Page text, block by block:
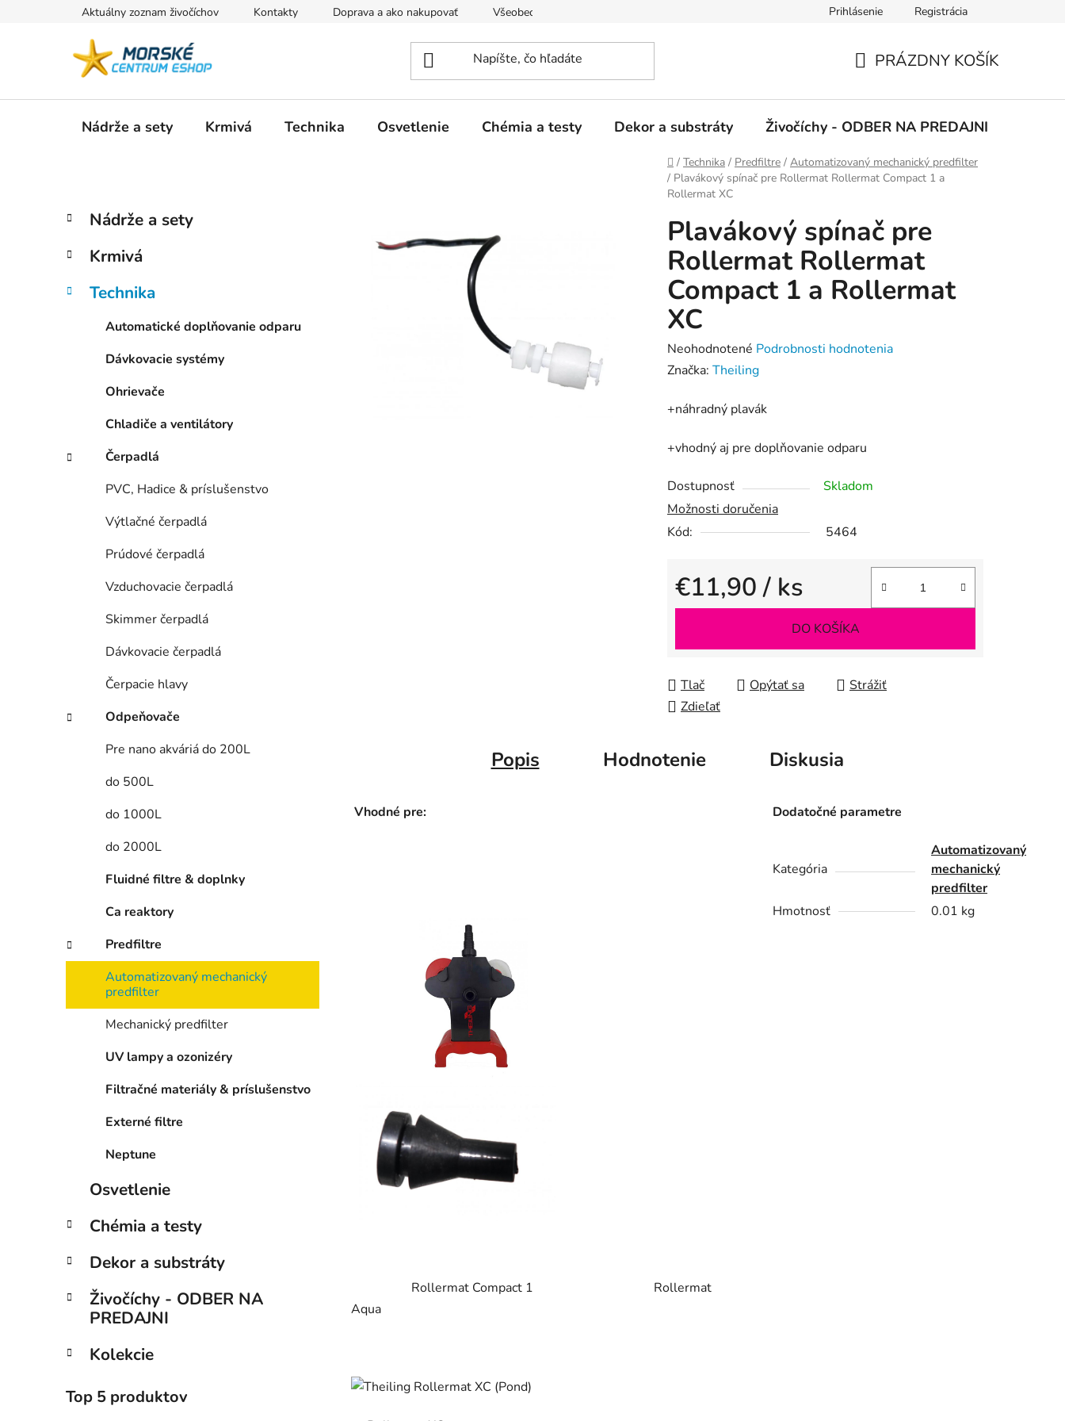
Aktuálny zoznam živočíchov Kontakty Doprava a ako nakupovať Všeobecné obchodné podmienky a dodacie podmienky Ochrana osobných údajov
Prihlásenie Registrácia
KOŠÍK
PRÁZDNY KOŠÍK
Nádrže a sety Krmivá Technika Osvetlenie Chémia a testy Dekor a substráty Živočíchy - ODBER NA PREDAJNI
Domov
/ Technika / Predfiltre / Automatizovaný mechanický predfilter
/ Plavákový spínač pre Rollermat Rollermat Compact 1 a
Rollermat XC
B
č
ý
Preskočiť
kategórie
K
a
e
ó
Nádrže a sety
Krmivá
Technika
Automatické doplňovanie odparu
Dávkovacie systémy
Ohrievače
Chladiče a ventilátory
Čerpadlá
PVC, Hadice & príslušenstvo
Výtlačné čerpadlá
Prúdové čerpadlá
Vzduchovacie čerpadlá
Skimmer čerpadlá
Dávkovacie čerpadlá
Čerpacie hlavy
Odpeňovače
Pre nano akváriá do 200L
do 500L
do 1000L
do 2000L
Fluidné filtre & doplnky
Ca reaktory
Predfiltre
Automatizovaný mechanický
predfilter
Mechanický predfilter
UV lampy a ozonizéry
Filtračné materiály & príslušenstvo
Externé filtre
Neptune
Osvetlenie
Chémia a testy
Dekor a substráty
Živočíchy - ODBER NA
PREDAJNI
Kolekcie
Top 5 produktov
Plavákový spínač pre
Rollermat Rollermat
Compact 1 a Rollermat
XC
Priemerné
hodnotenie
je
z
5
hviezdičiek.
Neohodnotené Podrobnosti hodnotenia
Značka: Theiling
+náhradný plavák
+vhodný aj pre doplňovanie odparu
Dostupnosť
Skladom
Možnosti doručenia
Kód:
5464
€11,90/ ks
Jednotková cena:
DO KOŠÍKA
Tlač Opýtať sa
Strážiť
Zdieľať
Popis Hodnotenie Diskusia
Vhodné pre:
Rollermat Compact 1 Rollermat
Aqua
Dodatočné parametre
Kategória
Automatizovaný
mechanický
predfilter
Hmotnosť
0.01 kg